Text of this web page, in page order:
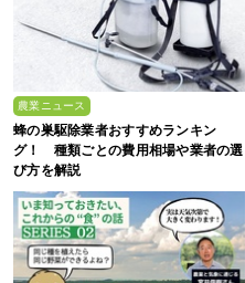
農業ニュース
蜂の巣駆除業者おすすめランキン
グ！ 種類ごとの費用相場や業者の選
び方を解説